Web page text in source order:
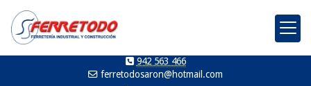
942 563 466
ferretodosaron
hotmail.com